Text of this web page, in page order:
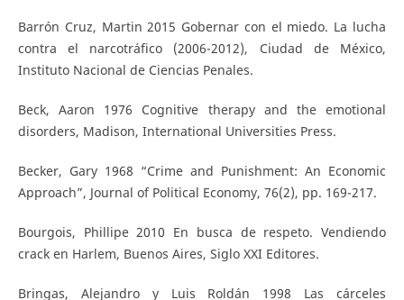
Barrón Cruz, Martin 2015 Gobernar con el miedo. La lucha
contra el narcotráfico (2006-2012), Ciudad de México,
Instituto Nacional de Ciencias Penales.
Beck, Aaron 1976 Cognitive therapy and the emotional
disorders, Madison, International Universities Press.
Becker, Gary 1968 “Crime and Punishment: An Economic
Approach”, Journal of Political Economy, 76(2), pp. 169-217.
Bourgois, Phillipe 2010 En busca de respeto. Vendiendo
crack en Harlem, Buenos Aires, Siglo XXI Editores.
Bringas, Alejandro y Luis Roldán 1998 Las cárceles